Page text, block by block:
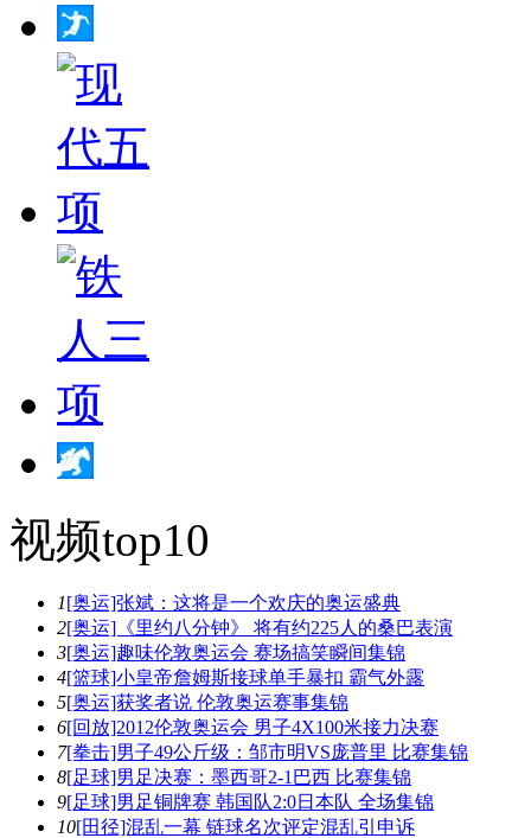
视频top10
1[奥运]张斌：这将是一个欢庆的奥运盛典
2[奥运]《里约八分钟》 将有约225人的桑巴表演
3[奥运]趣味伦敦奥运会 赛场搞笑瞬间集锦
4[篮球]小皇帝詹姆斯接球单手暴扣 霸气外露
5[奥运]获奖者说 伦敦奥运赛事集锦
6[回放]2012伦敦奥运会 男子4X100米接力决赛
7[拳击]男子49公斤级：邹市明VS庞普里 比赛集锦
8[足球]男足决赛：墨西哥2-1巴西 比赛集锦
9[足球]男足铜牌赛 韩国队2:0日本队 全场集锦
10[田径]混乱一幕 链球名次评定混乱引申诉